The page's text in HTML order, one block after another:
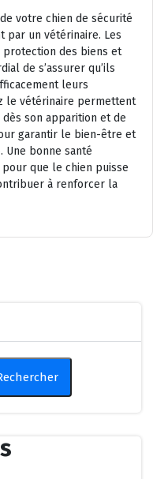
votre chien de sécurité
par un vétérinaire. Les
des biens et
de s’assurer qu’ils
leurs
le vétérinaire permettent
son apparition et de
garantir le bien-être et
Une bonne santé
que le chien puisse
à renforcer la